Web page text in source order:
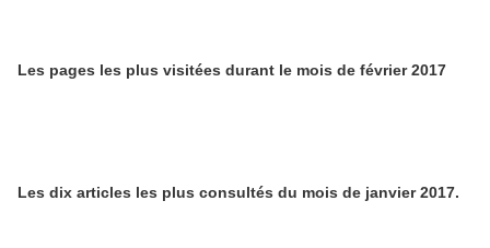
Les pages les plus visitées durant le mois de février 2017
Les dix articles les plus consultés du mois de janvier 2017.